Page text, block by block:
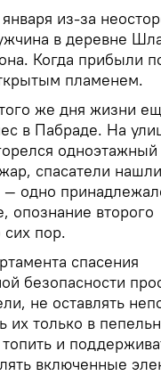
из-за
в деревне
Когда прибыли
пламенем.
же дня жизни
в Пабраде. На
спасатели
— одно
опознание второго
пор.
спасения
безопасности
не оставлять
их только в
и
включенные